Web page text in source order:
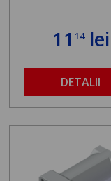
11 14lei
DETALII